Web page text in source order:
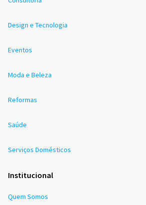
Design e Tecnologia
Eventos
Moda e Beleza
Reformas
Saúde
Serviços Domésticos
Institucional
Quem Somos